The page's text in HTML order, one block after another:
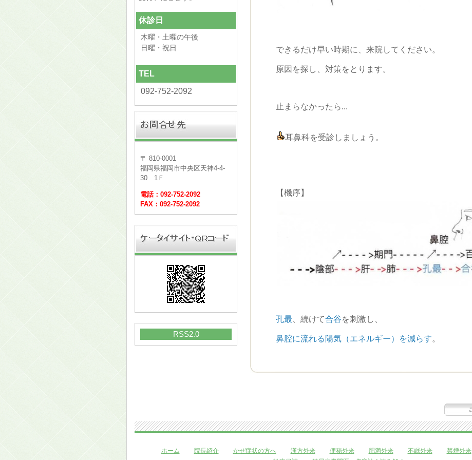
休診日
木曜・土曜の午後
日曜・祝日
TEL
092-752-2092
〒 810-0001
福岡県福岡市中央区天神4-4-
30 1Ｆ
電話：092-752-2092
FAX：092-752-2092
RSS2.0
できるだけ早い時期に、来院してください。
原因を探し、対策をとります。
止まらなかったら...
耳鼻科を受診しましょう。
【機序】
孔最 、続けて合谷を刺激し、
鼻腔に流れる陽気（エネルギー）を減らす。
ホーム 院長紹介 かぜ症状の方へ 漢方外来 便秘外来 肥満外来 不眠外来 禁煙外来